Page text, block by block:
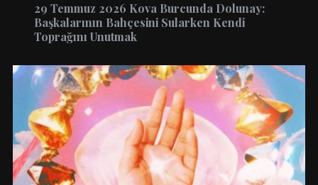
29 Temmuz 2026 Kova Burcunda Dolunay:
Başkalarının Bahçesini Sularken Kendi
Toprağını Unutmak